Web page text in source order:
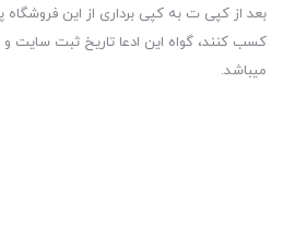
بعد از کپی ت به کپی برداری از این فروشگاه
کسب کنند، گواه این ادعا تاریخ ثبت سایت و
میباشد.